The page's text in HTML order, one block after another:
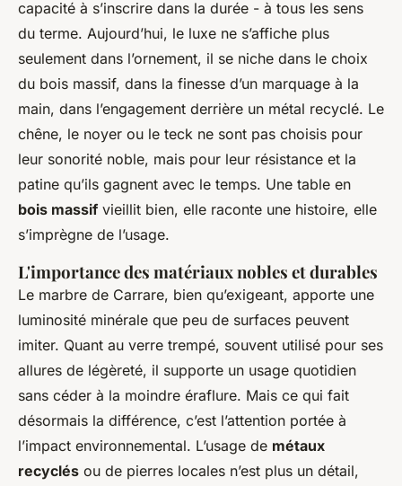
capacité à s’inscrire dans la durée - à tous les sens
du terme. Aujourd’hui, le luxe ne s’affiche plus
seulement dans l’ornement, il se niche dans le choix
du bois massif, dans la finesse d’un marquage à la
main, dans l’engagement derrière un métal recyclé. Le
chêne, le noyer ou le teck ne sont pas choisis pour
leur sonorité noble, mais pour leur résistance et la
patine qu’ils gagnent avec le temps. Une table en
bois massif vieillit bien, elle raconte une histoire, elle
s’imprègne de l’usage.
L'importance des matériaux nobles et durables
Le marbre de Carrare, bien qu’exigeant, apporte une
luminosité minérale que peu de surfaces peuvent
imiter. Quant au verre trempé, souvent utilisé pour ses
allures de légèreté, il supporte un usage quotidien
sans céder à la moindre éraflure. Mais ce qui fait
désormais la différence, c’est l’attention portée à
l’impact environnemental. L’usage de métaux
recyclés ou de pierres locales n’est plus un détail,